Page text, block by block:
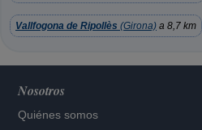
Vallfogona de Ripollès (Girona) a 8,7 km
Nosotros
Quiénes somos